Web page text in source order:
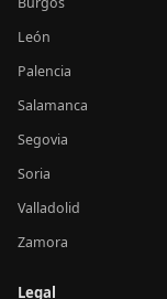
León
Palencia
Salamanca
Segovia
Soria
Valladolid
Zamora
Legal